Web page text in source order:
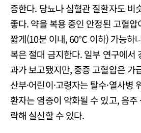
증한다. 당뇨나 심혈관 질환자도 비
좋다. 약을 복용 중인 안정된 고혈
짧게(10분 이내, 60℃ 이하) 가능하
복은 절대 금지한다. 일부 연구에서
과가 보고됐지만, 중증 고혈압은 가
산부·어린이·고령자는 탈수·열사병
환자는 염증이 악화될 수 있고, 음
락해 실신할 수 있다.